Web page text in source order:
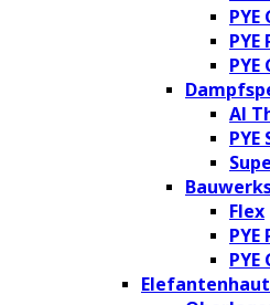
PYE
PYE
Al
Flex
PYE